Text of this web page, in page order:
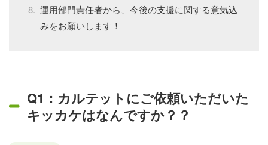
運用部門責任者から、今後の支援に関する意気込
みをお願いします！
Q1：カルテットにご依頼いただいた
キッカケはなんですか？？